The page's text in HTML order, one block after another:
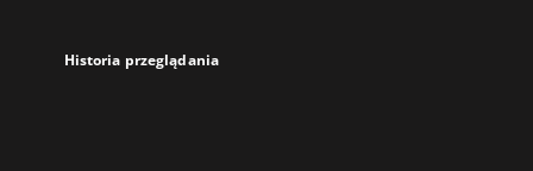
Historia przeglądania